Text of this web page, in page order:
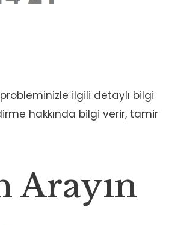
ilgili detaylı bilgi
hakkında bilgi verir, tamir
Arayın